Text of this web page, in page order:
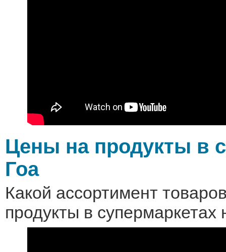
Цены на продукты в
Гоа
Какой ассортимент
продукты в супермаркетах